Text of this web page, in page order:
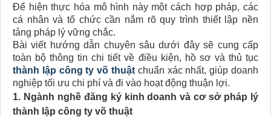
Để hiện thực hóa mô hình này một cách hợp pháp, các
cá nhân và tổ chức cần nắm rõ quy trình thiết lập nền
tảng pháp lý vững chắc.
Bài viết hướng dẫn chuyên sâu dưới đây sẽ cung cấp
toàn bộ thông tin chi tiết về điều kiện, hồ sơ và thủ tục
thành lập công ty võ thuật chuẩn xác nhất, giúp doanh
nghiệp tối ưu chi phí và đi vào hoạt động thuận lợi.
1. Ngành nghề đăng ký kinh doanh và cơ sở pháp lý
thành lập công ty võ thuật​